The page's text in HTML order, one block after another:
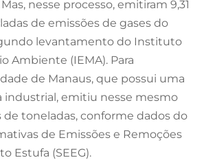
nesse processo, emitiram 9,31
de emissões de gases do
levantamento do Instituto
Ambiente (IEMA). Para
de Manaus, que possui uma
industrial, emitiu nesse mesmo
de toneladas, conforme dados do
de Emissões e Remoções
Estufa (SEEG).